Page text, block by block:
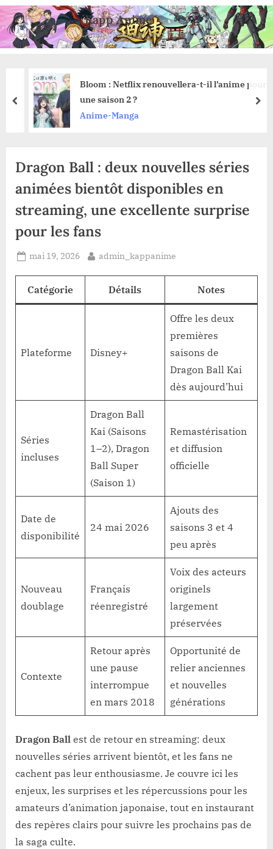
Skip
to
content
Kapp Anime
Anime, Manga et Jeux Vidéo
Bloom : Netflix renouvellera-t-il l’anime pour
une saison 2 ?
Anime-Manga
prev
Dragon Ball : deux nouvelles séries
animées bientôt disponibles en
streaming, une excellente surprise
pour les fans
Posted
mai 19, 2026 By
admin_kappanime
Catégorie Détails Notes
Plateforme Disney+
Offre les deux
premières
saisons de
Dragon Ball Kai
dès aujourd’hui
Séries
incluses
Dragon Ball
Kai (Saisons
1–2), Dragon
Ball Super
(Saison 1)
Remastérisation
et diffusion
officielle
Date de
disponibilité
24 mai 2026
Ajouts des
saisons 3 et 4
peu après
Nouveau
doublage
Français
réenregistré
Voix des acteurs
originels
largement
préservées
Contexte
Retour après
une pause
interrompue
en mars 2018
Opportunité de
relier anciennes
et nouvelles
générations
Dragon Ball est de retour en streaming: deux
nouvelles séries arrivent bientôt, et les fans ne
cachent pas leur enthousiasme. Je couvre ici les
enjeux, les surprises et les répercussions pour les
amateurs d’animation japonaise, tout en instaurant
des repères clairs pour suivre les prochains pas de
la saga culte.